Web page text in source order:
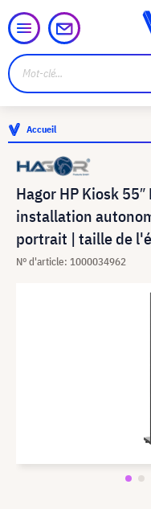
Accueil
Hagor HP Kiosk
installation
portrait | taille de
N° d'article: 1000034962